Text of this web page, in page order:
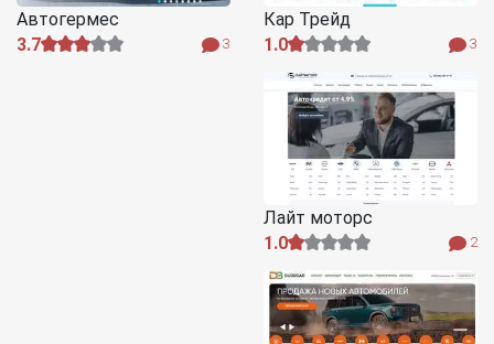
Автогермес
3.7
3
Кар Трейд
1.0
3
Лайт моторс
1.0
2